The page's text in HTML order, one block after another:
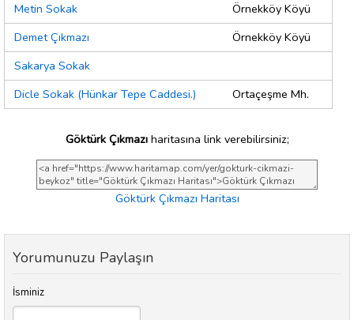
Metin Sokak
Örnekköy Köyü
Demet Çıkmazı
Örnekköy Köyü
Sakarya Sokak
Dicle Sokak (Hünkar Tepe Caddesi.)
Ortaçeşme Mh.
Göktürk Çıkmazıharitasına link verebilirsiniz;
Göktürk Çıkmazı Haritası
Yorumunuzu Paylaşın
İsminiz